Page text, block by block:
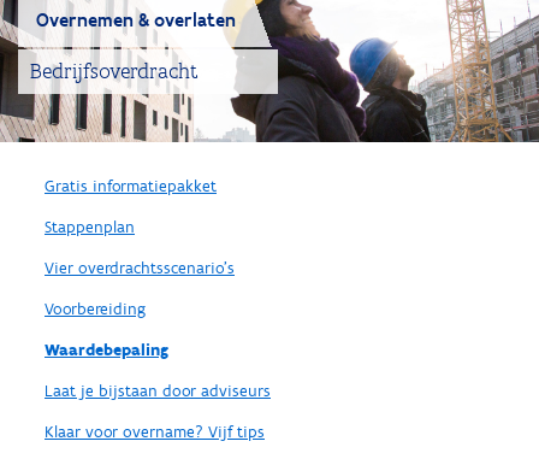
Overnemen & overlaten
Bedrijfsoverdracht
Gratis informatiepakket
Stappenplan
Vier overdrachtsscenario's
Voorbereiding
Waardebepaling
Laat je bijstaan door adviseurs
Klaar voor overname? Vijf tips